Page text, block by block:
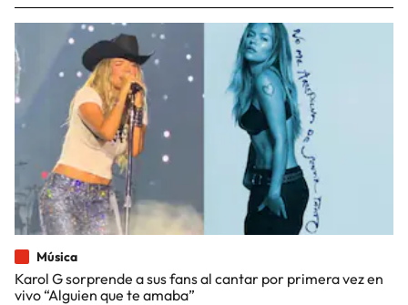
Música
Karol G sorprende a sus fans al cantar por primera vez en
vivo “Alguien que te amaba”